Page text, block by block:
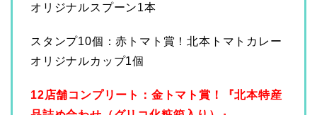
オリジナルスプーン1本
スタンプ10個：赤トマト賞！北本トマトカレー
オリジナルカップ1個
12店舗コンプリート：金トマト賞！『北本特産